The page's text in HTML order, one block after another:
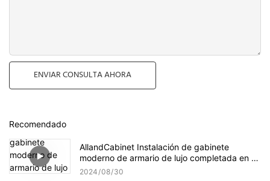
ENVIAR CONSULTA AHORA
Recomendado
AllandCabinet Instalación de gabinete
moderno de armario de lujo completada en el
sitio del cliente
2024 08 30